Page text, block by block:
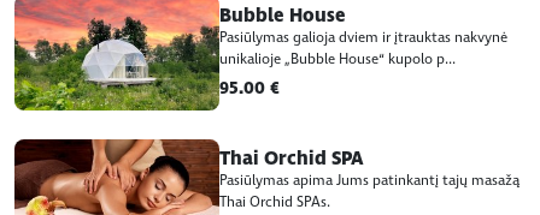
Bubble House
Pasiūlymas galioja dviem ir įtrauktas nakvynė
unikalioje „Bubble House“ kupolo p...
95.00 €
Thai Orchid SPA
Pasiūlymas apima Jums patinkantį tajų masažą
Thai Orchid SPAs.